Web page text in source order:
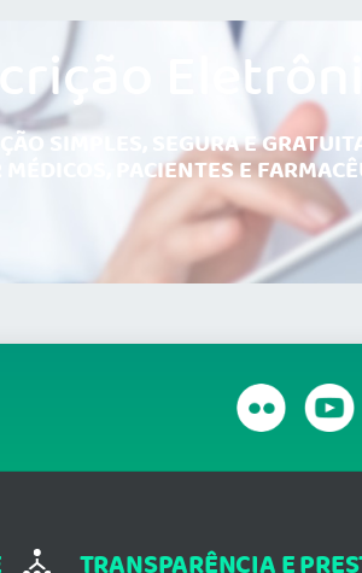
SIMPLES, SEGURA E
MÉDICOS, PACIENTES E